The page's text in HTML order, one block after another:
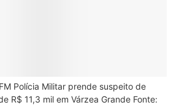
Polícia Militar prende suspeito de
R$ 11,3 mil em Várzea Grande Fonte: